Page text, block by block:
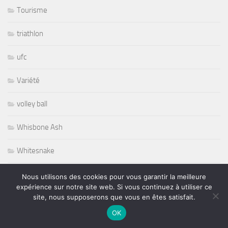
Tourisme
triathlon
ufc
Variété
volley ball
Whisbone Ash
Whitesnake
Widespread Panic
World
Nous utilisons des cookies pour vous garantir la meilleure
expérience sur notre site web. Si vous continuez à utiliser ce
site, nous supposerons que vous en êtes satisfait.
OK